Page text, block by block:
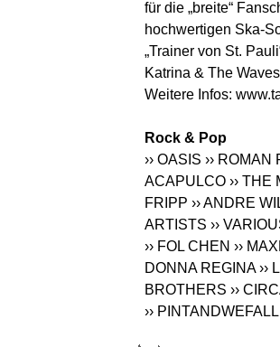
für die „breite“
hochwertigen Ska-
„Trainer von St.
Katrina & The
Weitere Infos:
Rock & Pop
›› OASIS ›› ROMAN
ACAPULCO ››
FRIPP ›› ANDRE
ARTISTS ››
›› FOL CHEN ››
DONNA REGINA ››
BROTHERS ››
›› PINTANDWEFALL